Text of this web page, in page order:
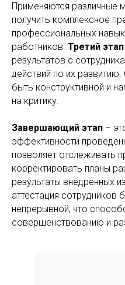
Применяются различные
получить комплексное
профессиональных
работников. Третий этап
результатов с
действий по их
быть конструктивной и
на критику.
Завершающий этап –
эффективности
позволяет отслеживать
корректировать планы
результаты внедренных
аттестация сотрудников
непрерывной, что
совершенствованию и